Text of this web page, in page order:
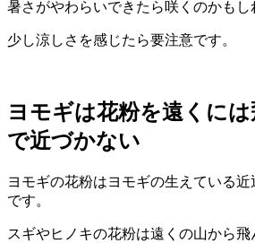
暑さがやわらいできたら咲くのかもし
少し涼しさを感じたら要注意です。
ヨモギは花粉を遠くに
で近づかない
ヨモギの花粉はヨモギの生えている近
です。
スギやヒノキの花粉は遠くの山から飛